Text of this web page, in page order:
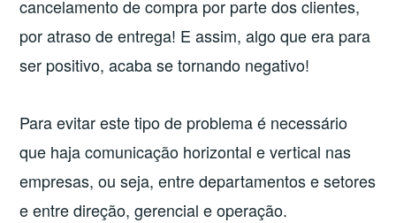
cancelamento de compra por parte dos clientes,
por atraso de entrega! E assim, algo que era para
ser positivo, acaba se tornando negativo!
Para evitar este tipo de problema é necessário
que haja comunicação horizontal e vertical nas
empresas, ou seja, entre departamentos e setores
e entre direção, gerencial e operação.